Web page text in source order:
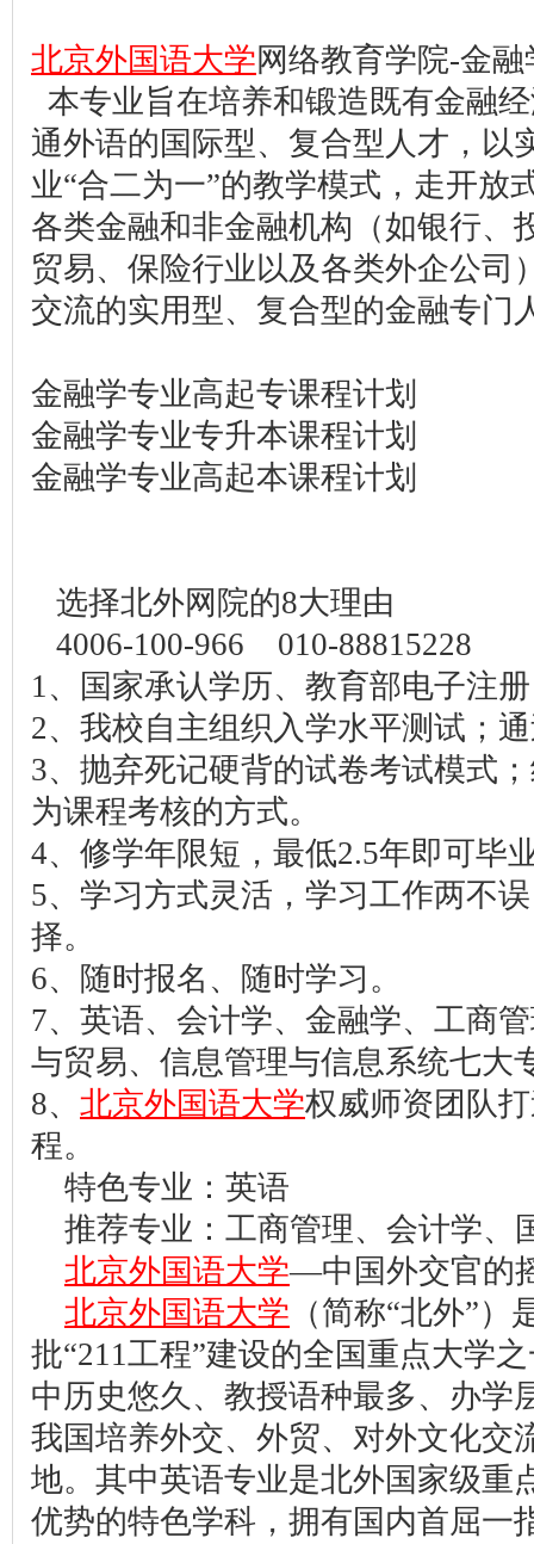
北京外国语大学网络教育学院-金融
本专业旨在培养和锻造既有金融
通外语的国际型、复合型人才，以
业“合二为一”的教学模式，走开放
各类金融和非金融机构（如银行、
贸易、保险行业以及各类外企公司
交流的实用型、复合型的金融专门
金融学专业高起专课程计划
金融学专业专升本课程计划
金融学专业高起本课程计划
选择北外网院的8大理由
4006-100-966 010-88815228
1、国家承认学历、教育部电子注
2、我校自主组织入学水平测试；
3、抛弃死记硬背的试卷考试模式
为课程考核的方式。
4、修学年限短，最低2.5年即可毕
5、学习方式灵活，学习工作两不
择。
6、随时报名、随时学习。
7、英语、会计学、金融学、工商
与贸易、信息管理与信息系统七大
8、 北京外国语大学权威师资团队
程。
特色专业：英语
推荐专业：工商管理、会计学、
北京外国语大学—中国外交官的
北京外国语大学 （简称“北外”
批“211工程”建设的全国重点大学
中历史悠久、教授语种最多、办学
我国培养外交、外贸、对外文化交
地。其中英语专业是北外国家级重
优势的特色学科，拥有国内首屈一